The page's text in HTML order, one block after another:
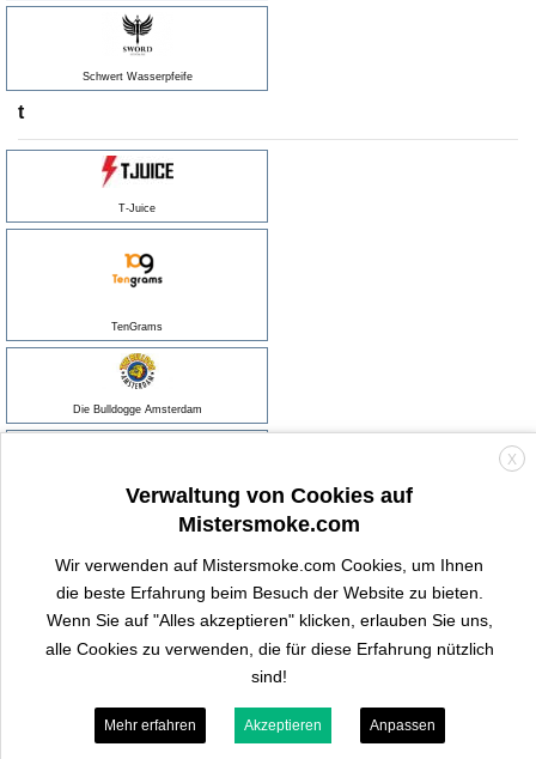
Schwert Wasserpfeife
t
T-Juice
TenGrams
Die Bulldogge Amsterdam
The Hempy Lab
Tom cococha
Tribal Force
X
Verwaltung von Cookies auf
Mistersmoke.com
Wir verwenden auf Mistersmoke.com Cookies, um Ihnen
die beste Erfahrung beim Besuch der Website zu bieten.
Wenn Sie auf "Alles akzeptieren" klicken, erlauben Sie uns,
alle Cookies zu verwenden, die für diese Erfahrung nützlich
sind!
Mehr erfahren Akzeptieren Anpassen